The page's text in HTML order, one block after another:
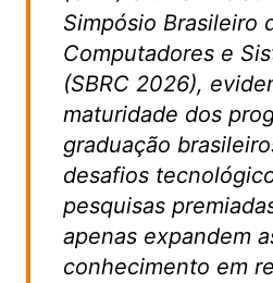
Simpósio Brasileiro
Computadores e
(SBRC 2026),
maturidade dos
graduação
desafios
pesquisas
apenas expandem
conhecimento em